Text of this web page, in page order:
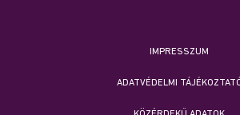
IMPRESSZUM
ADATVÉDELMI